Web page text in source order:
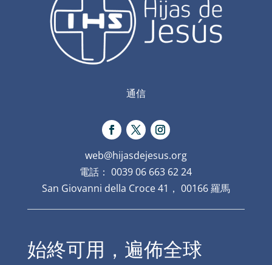
通信
web@hijasdejesus.org
電話： 0039 06 663 62 24
San Giovanni della Croce 41， 00166 羅馬
始終可用，遍佈全球